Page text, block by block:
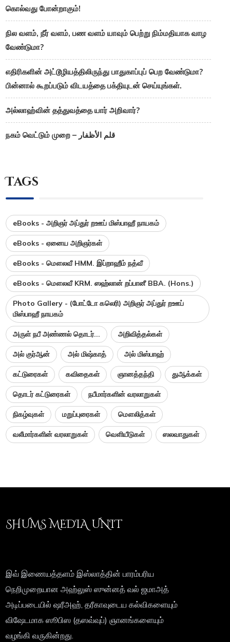
கொல்வது போன்றாகும்!
நில வளம், நீர் வளம், பண வளம் யாவும் பெற்று நிம்மதியாக வாழ
வேண்டுமா?
எதிரிகளின் அட்டூழியத்திலிருந்து பாதுகாப்புப் பெற வேண்டுமா?
பின்னால் கூறப்படும் விடயத்தை பக்தியுடன் செய்யுங்கள்.
அல்லாஹ்வின் தத்துவத்தை யார் அறிவார்?
நகம் வெட்டும் முறை – قلم الأظفار
Tags
eBooks - அறிஞர் அப்துர் றஊப் மிஸ்பாஹீ நாயகம்
eBooks - ஏனைய அறிஞர்கள்
eBooks - மௌலவீ HMM. இப்றாஹீம் நத்வீ
eBooks - மௌலவீ KRM. ஸஹ்லான் றப்பானீ BBA. (Hons.)
Photo Gallery - (போட்டோ கலெரி) அறிஞர் அப்துர் றஊப்
மிஸ்பாஹீ நாயகம்
அருள் நபீ அண்ணல் தொடர்... அறிவித்தல்கள்
அல் குர்ஆன் அல் மிஷ்காத் அல் மிஸ்பாஹ்
கட்டுரைகள் கவிதைகள் ஞானத்தந்தி துஆக்கள்
தொடர் கட்டுரைகள் நபீமார்களின் வரலாறுகள்
நிகழ்வுகள் மறுப்புரைகள் மௌலித்கள்
வலீமார்களின் வரலாறுகள் வெளியீடுகள் ஸலவாதுகள்
SHUMS MEDIA UNIT
இவ் இணையத்தளம் இஸ்லாத்தின் பாரம்பரிய
நெறிமுறையான அஹ்லுஸ் ஸுன்னத் வல் ஜமாஅத்
அடிப்படையில் ஷரீஅஹ், தரீகாவுடைய கல்விகளையும்
விஷேடமாக ஸூபிஸ (தஸவ்வுப்) ஞானங்களையும்
வழங்கி வருகின்றது.